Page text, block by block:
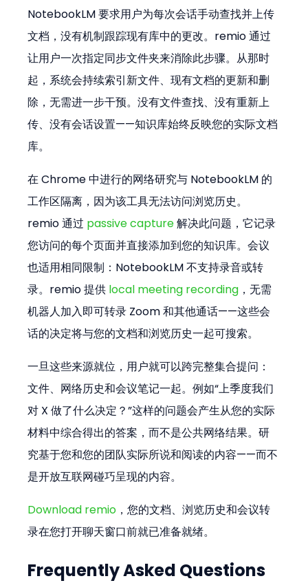
NotebookLM 要求用户为每次会话手动查找并上传
文档，没有机制跟踪现有库中的更改。remio 通过
让用户一次指定同步文件夹来消除此步骤。从那时
起，系统会持续索引新文件、现有文档的更新和删
除，无需进一步干预。没有文件查找、没有重新上
传、没有会话设置——知识库始终反映您的实际文档
库。
在 Chrome 中进行的网络研究与 NotebookLM 的
工作区隔离，因为该工具无法访问浏览历史。
remio 通过 passive capture 解决此问题，它记录
您访问的每个页面并直接添加到您的知识库。会议
也适用相同限制：NotebookLM 不支持录音或转
录。remio 提供 local meeting recording ，无需
机器人加入即可转录 Zoom 和其他通话——这些会
话的决定将与您的文档和浏览历史一起可搜索。
一旦这些来源就位，用户就可以跨完整集合提问：
文件、网络历史和会议笔记一起。例如“上季度我们
对 X 做了什么决定？”这样的问题会产生从您的实际
材料中综合得出的答案，而不是公共网络结果。研
究基于您和您的团队实际所说和阅读的内容——而不
是开放互联网碰巧呈现的内容。
Download remio ，您的文档、浏览历史和会议转
录在您打开聊天窗口前就已准备就绪。
Frequently Asked Questions